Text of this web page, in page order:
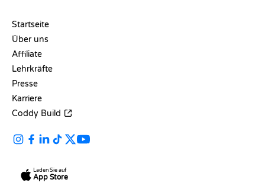
Startseite
Über uns
Affiliate
Lehrkräfte
Presse
Karriere
Coddy Build
Laden Sie auf
App Store